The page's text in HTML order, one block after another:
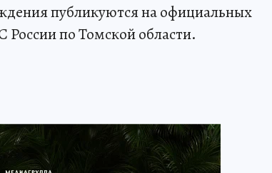
публикуются на официальных
по Томской области.